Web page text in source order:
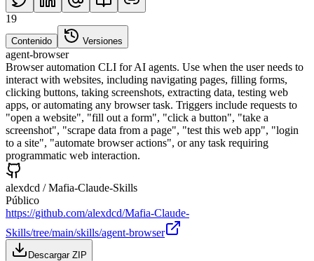
19
Contenido Versiones
agent-browser
Browser automation CLI for AI agents. Use when the user needs to
interact with websites, including navigating pages, filling forms,
clicking buttons, taking screenshots, extracting data, testing web
apps, or automating any browser task. Triggers include requests to
"open a website", "fill out a form", "click a button", "take a
screenshot", "scrape data from a page", "test this web app", "login
to a site", "automate browser actions", or any task requiring
programmatic web interaction.
alexdcd /Mafia-Claude-Skills
Público
https://github.com/alexdcd/Mafia-Claude-
Skills/tree/main/skills/agent-browser
Descargar ZIP